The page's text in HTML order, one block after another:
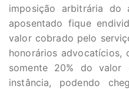
imposição arbitrária
aposentado fique
valor cobrado pelo
honorários
somente 20% do valor
instância, podendo